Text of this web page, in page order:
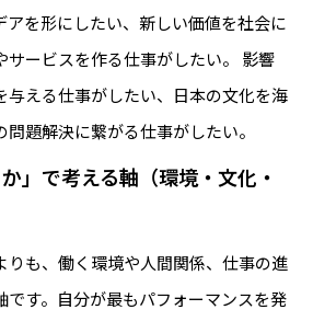
アを形にしたい、新しい価値を社会に
サービスを作る仕事がしたい。 影響
与える仕事がしたい、日本の文化を海
題解決に繋がる仕事がしたい。
」で考える軸（環境・文化・
りも、働く環境や人間関係、仕事の進
です。自分が最もパフォーマンスを発